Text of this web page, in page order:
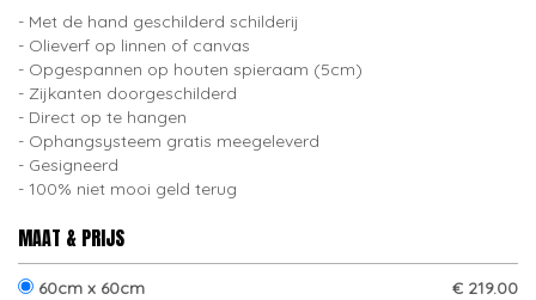
Met de hand geschilderd schilderij
Olieverf op linnen of canvas
Opgespannen op houten spieraam (5cm)
Zijkanten doorgeschilderd
Direct op te hangen
Ophangsysteem gratis meegeleverd
Gesigneerd
100% niet mooi geld terug
MAAT & PRIJS
60cm x 60cm
€ 219.00